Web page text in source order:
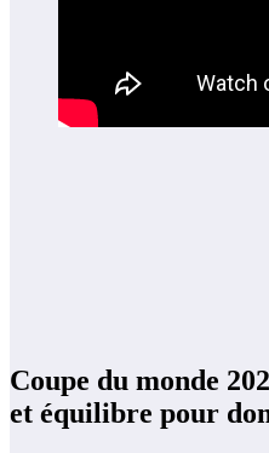
Coupe du monde
et équilibre pour